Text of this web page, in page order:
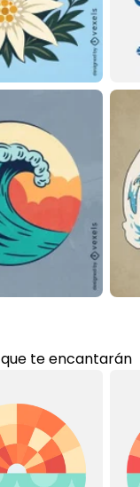
que te encantarán